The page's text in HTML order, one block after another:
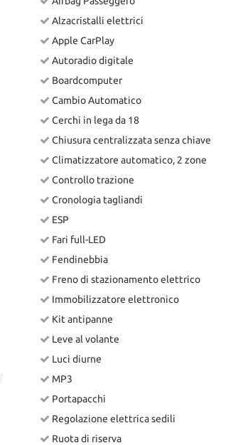
Alzacristalli elettrici
Apple CarPlay
Autoradio digitale
Boardcomputer
Cambio Automatico
Cerchi in lega da 18
Chiusura centralizzata senza chiave
Climatizzatore automatico, 2 zone
Controllo trazione
Cronologia tagliandi
ESP
Fari full-LED
Fendinebbia
Freno di stazionamento elettrico
Immobilizzatore elettronico
Kit antipanne
Leve al volante
Luci diurne
MP3
Portapacchi
Regolazione elettrica sedili
Ruota di riserva